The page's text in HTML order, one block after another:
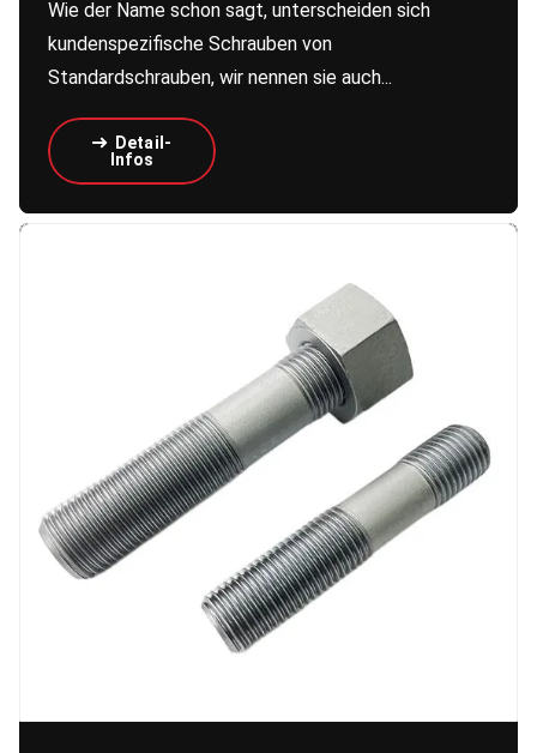
Wie der Name schon sagt, unterscheiden sich
kundenspezifische Schrauben von
Standardschrauben, wir nennen sie auch...
Detail-
Infos